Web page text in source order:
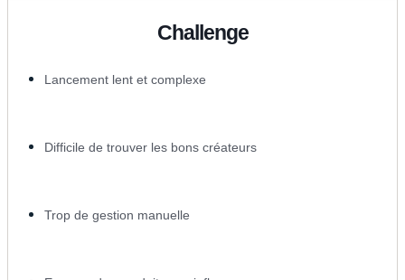
Challenge
Lancement lent et complexe
Difficile de trouver les bons créateurs
Trop de gestion manuelle